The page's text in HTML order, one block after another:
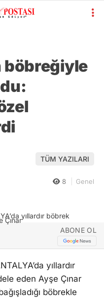
böbreğiyle
TÜM YAZILARI
8 Genel
ABONE OL
yıllardır
eden Ayşe Çınar
böbrekle